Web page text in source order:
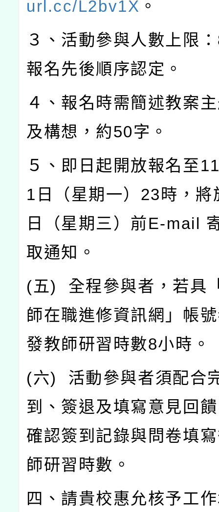
url.cc/L2bv1X 。
３、活動參與人數上限：
報名先後順序認定。
４、報名時需簡述教案
及構想，約50字。
５、即日起開放報名至
1 日（星期一） 23 時，將
日（星期三）前E-mail
取通知。
(五) 全程參與者，若具
師在職進修資訊網」帳
發教師研習時數8小時。
(六) 活動參與者須配合
到、簽退及填寫意見回
確認簽到記錄與問卷填
師研習時數。
四、請貴校惠允核予工